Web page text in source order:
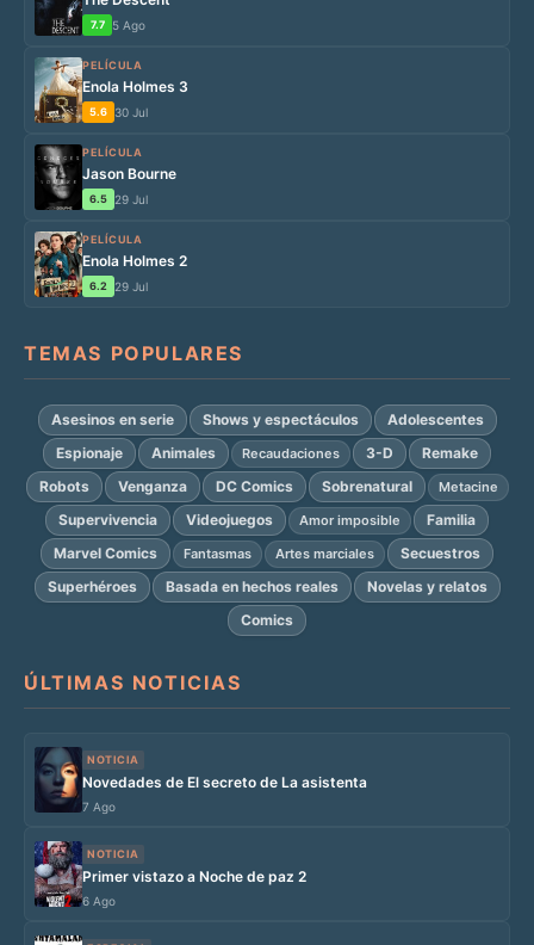
7.7 5 Ago
PELÍCULA
Enola Holmes 3
5.6 30 Jul
PELÍCULA
Jason Bourne
6.5 29 Jul
PELÍCULA
Enola Holmes 2
6.2 29 Jul
TEMAS POPULARES
Asesinos en serie Shows y espectáculos
Adolescentes
Espionaje
Animales Recaudaciones 3-D
Remake
Robots
Venganza DC Comics Sobrenatural Metacine
Supervivencia Videojuegos Amor imposible
Familia
Marvel Comics
Fantasmas Artes marciales
Secuestros
Superhéroes
Basada en hechos reales
Novelas y relatos
Comics
ÚLTIMAS NOTICIAS
NOTICIA
Novedades de El secreto de La asistenta
7 Ago
NOTICIA
Primer vistazo a Noche de paz 2
6 Ago